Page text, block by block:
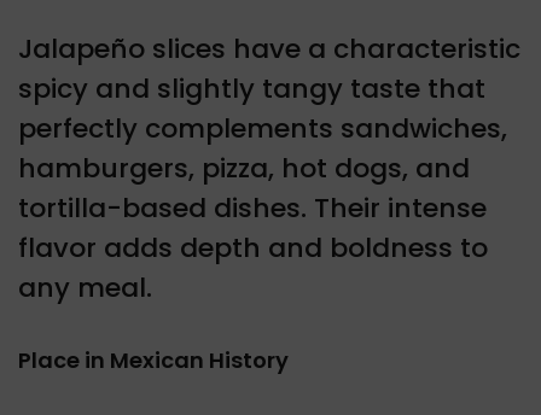
Jalapeño slices have a characteristic
spicy and slightly tangy taste that
perfectly complements sandwiches,
hamburgers, pizza, hot dogs, and
tortilla-based dishes. Their intense
flavor adds depth and boldness to
any meal.
Place in Mexican History